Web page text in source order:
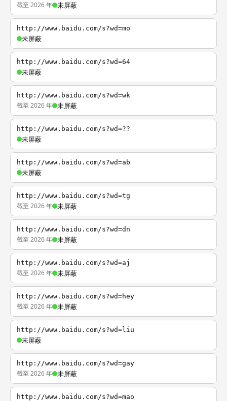
截至 2026 年 未屏蔽
http://www.baidu.com/s?wd=mo
未屏蔽
http://www.baidu.com/s?wd=64
未屏蔽
http://www.baidu.com/s?wd=wk
截至 2026 年 未屏蔽
http://www.baidu.com/s?wd=??
未屏蔽
http://www.baidu.com/s?wd=ab
未屏蔽
http://www.baidu.com/s?wd=tg
截至 2026 年 未屏蔽
http://www.baidu.com/s?wd=dn
截至 2026 年 未屏蔽
http://www.baidu.com/s?wd=aj
截至 2026 年 未屏蔽
http://www.baidu.com/s?wd=hey
截至 2026 年 未屏蔽
http://www.baidu.com/s?wd=liu
未屏蔽
http://www.baidu.com/s?wd=gay
截至 2026 年 未屏蔽
http://www.baidu.com/s?wd=mao